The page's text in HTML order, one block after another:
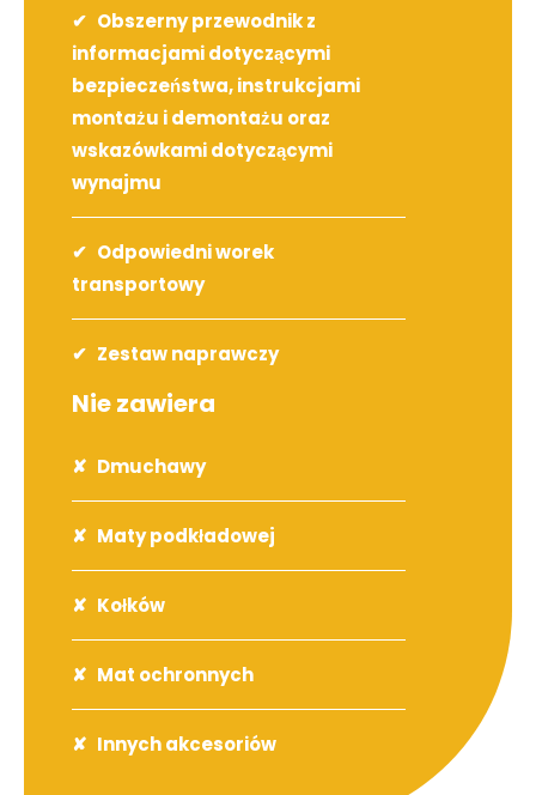
Obszerny przewodnik z
informacjami dotyczącymi
bezpieczeństwa, instrukcjami
montażu i demontażu oraz
wskazówkami dotyczącymi
wynajmu
Odpowiedni worek
transportowy
Zestaw naprawczy
Nie zawiera
Dmuchawy
Maty podkładowej
Kołków
Mat ochronnych
Innych akcesoriów